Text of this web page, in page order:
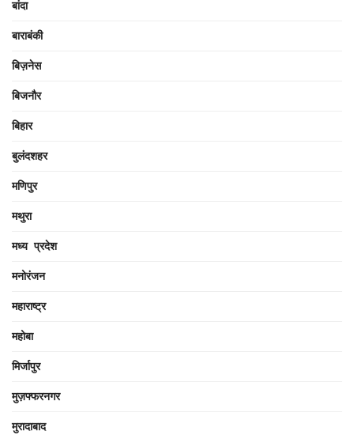
बांदा
बाराबंकी
बिज़नेस
बिजनौर
बिहार
बुलंदशहर
मणिपुर
मथुरा
मध्य प्रदेश
मनोरंजन
महाराष्ट्र
महोबा
मिर्जापुर
मुज़फ्फरनगर
मुरादाबाद